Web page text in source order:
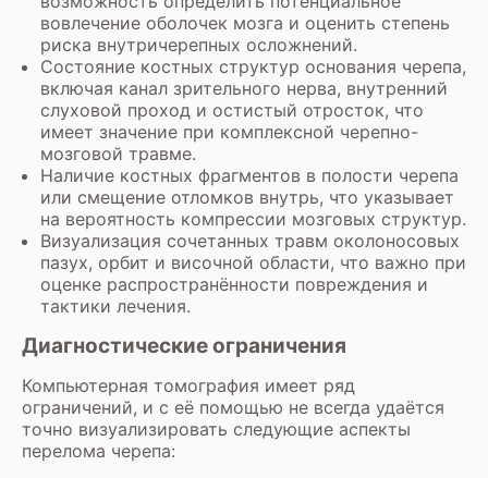
вовлечение оболочек мозга и оценить степень
риска внутричерепных осложнений.
Состояние костных структур основания черепа,
включая канал зрительного нерва, внутренний
слуховой проход и остистый отросток, что
имеет значение при комплексной черепно-
мозговой травме.
Наличие костных фрагментов в полости черепа
или смещение отломков внутрь, что указывает
на вероятность компрессии мозговых структур.
Визуализация сочетанных травм околоносовых
пазух, орбит и височной области, что важно при
оценке распространённости повреждения и
тактики лечения.
Диагностические ограничения
Компьютерная томография имеет ряд
ограничений, и с её помощью не всегда удаётся
точно визуализировать следующие аспекты
перелома черепа: